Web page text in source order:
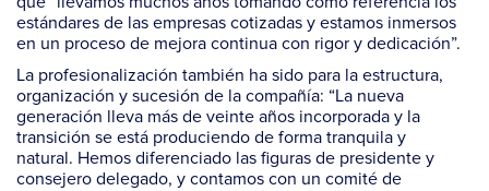
estándares de las empresas cotizadas y estamos inmersos
en un proceso de mejora continua con rigor y dedicación”.
La profesionalización también ha sido para la estructura,
organización y sucesión de la compañía: “La nueva
generación lleva más de veinte años incorporada y la
transición se está produciendo de forma tranquila y
natural. Hemos diferenciado las figuras de presidente y
consejero delegado, y contamos con un comité de